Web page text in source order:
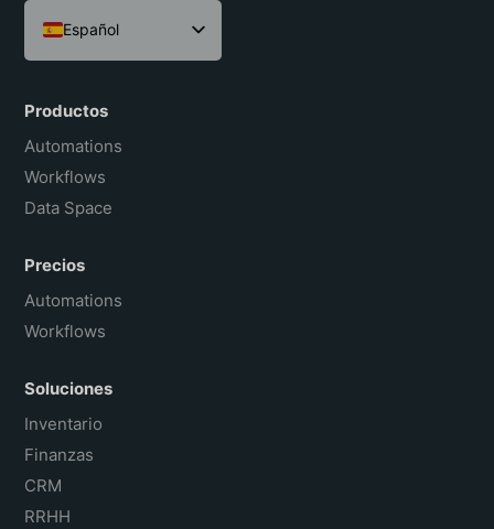
Español
English
Português do Brasil
Français
Productos
Automations
Workflows
Data Space
Precios
Automations
Workflows
Soluciones
Inventario
Finanzas
CRM
RRHH